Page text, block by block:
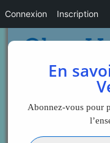
En
Abonnez-vous pour
Saisissez votre adresse e-mail…
Connexion Inscription